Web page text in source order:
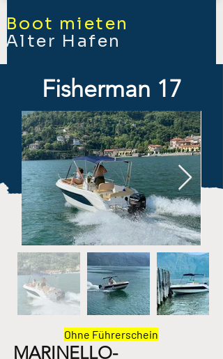
Boot mieten
Alter Hafen
Ohne Führerschein
MARINELLO-
Fisherman 17